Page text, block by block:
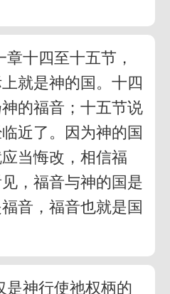
十四至十五节，
就是神的国。十四
的福音；十五节说
近了。因为神的国
当悔改，相信福
，福音与神的国是
音，福音也就是国
是神行使祂权柄的